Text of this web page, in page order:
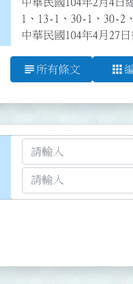
1、13-1、30-1、30-2
中華民國104年4月27
subject 所有條文 apps